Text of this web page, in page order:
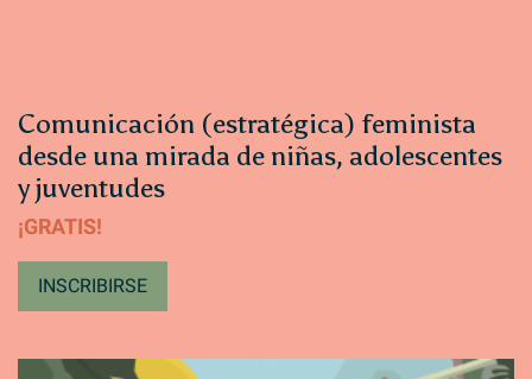
Comunicación (estratégica) feminista
desde una mirada de niñas, adolescentes
y juventudes
¡GRATIS!
INSCRIBIRSE